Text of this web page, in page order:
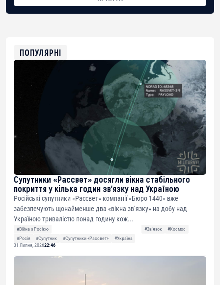
0xfD02863D3289416fcF50975c9DFda13623f97758
ПОПУЛЯРНІ
Супутники «Рассвет» досягли вікна стабільного
покриття у кілька годин зв’язку над Україною
Російські супутники «Рассвет» компанії «Бюро 1440» вже
забезпечують щонайменше два «вікна зв’язку» на добу над
Україною тривалістю понад годину кож...
#Війна з Росією #Звʼязок
#Космос
#Росія
#Супутник #Супутники «Рассвет»
#Україна
31 Липня, 202622:46